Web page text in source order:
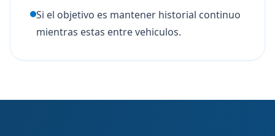
Si el objetivo es mantener historial continuo
mientras estas entre vehiculos.